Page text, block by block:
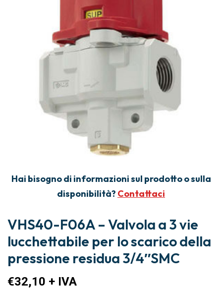
Hai bisogno di informazioni sul prodotto o sulla
disponibilità? Contattaci
VHS40-F06A – Valvola a 3 vie
lucchettabile per lo scarico della
pressione residua 3/4″SMC
€32,10 + IVA